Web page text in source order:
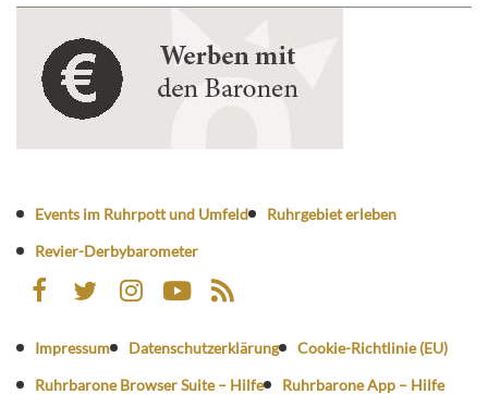
Events im Ruhrpott und Umfeld
Ruhrgebiet erleben
Revier-Derbybarometer
Impressum Datenschutzerklärung
Cookie-Richtlinie (EU)
Ruhrbarone Browser Suite – Hilfe
Ruhrbarone App – Hilfe